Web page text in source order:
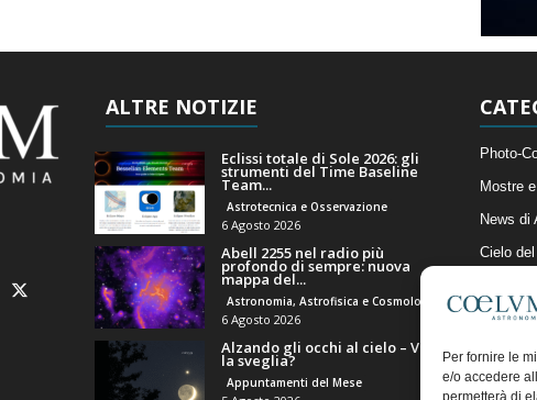
Per fornire le
e/o accedere
permetterà di
ALTRE NOTIZIE
Eclissi totale di Sole 2026: gli
strumenti del Time Baseline
Team...
Astrotecnica e Osservazione
6 Agosto 2026
Abell 2255 nel radio più
profondo di sempre: nuova
mappa del...
Astronomia, Astrofisica e Cosmologia
6 Agosto 2026
Alzando gli occhi al cielo – Vale
la sveglia?
Appuntamenti del Mese
Photo-
Mostre
News di
Cielo
Articoli
Il Blog